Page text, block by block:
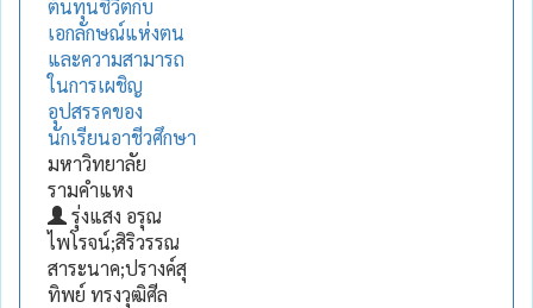
ต้นทุนชีวิตกับ
เอกลักษณ์แห่งตน
และความสามารถ
ในการเผชิญ
อุปสรรคของ
นักเรียนอาชีวศึกษา
มหาวิทยาลัย
รามคำแหง
รุ่งแสง อรุณ
ไพโรจน์;สิริวรรณ
สาระนาค;ปรางค์สุ
ทิพย์ ทรงวุฒิศีล